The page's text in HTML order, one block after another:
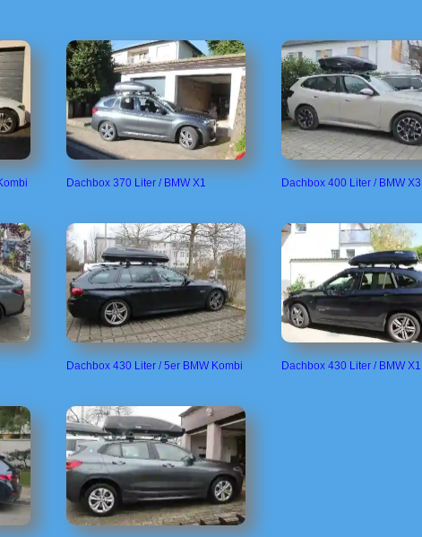
Dachbox 370 Liter / BMW X1 Dachbox 400 Liter / BMW X3
Dachbox 430 Liter / 5er BMW Kombi Dachbox 430 Liter / BMW X1